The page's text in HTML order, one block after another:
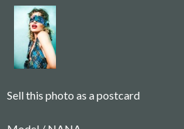
Sell this photo as a postcard